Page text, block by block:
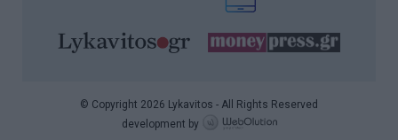
© Copyright 2026 Lykavitos - All Rights Reserved
development by